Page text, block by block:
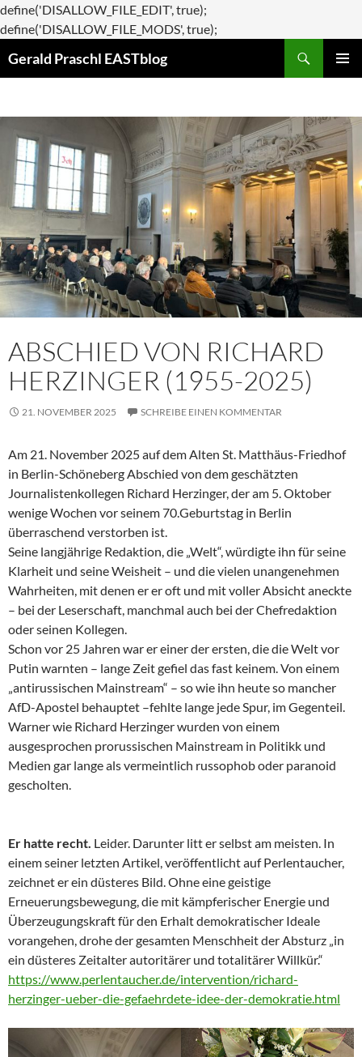
define('DISALLOW_FILE_EDIT', true);
define('DISALLOW_FILE_MODS', true);
Gerald Praschl EASTblog
ABSCHIED VON RICHARD
HERZINGER (1955-2025)
21. NOVEMBER 2025 SCHREIBE EINEN KOMMENTAR
Am 21. November 2025 auf dem Alten St. Matthäus-Friedhof
in Berlin-Schöneberg Abschied von dem geschätzten
Journalistenkollegen Richard Herzinger, der am 5. Oktober
wenige Wochen vor seinem 70.Geburtstag in Berlin
überraschend verstorben ist.
Seine langjährige Redaktion, die „Welt“, würdigte ihn für seine
Klarheit und seine Weisheit – und die vielen unangenehmen
Wahrheiten, mit denen er er oft und mit voller Absicht aneckte
– bei der Leserschaft, manchmal auch bei der Chefredaktion
oder seinen Kollegen.
Schon vor 25 Jahren war er einer der ersten, die die Welt vor
Putin warnten – lange Zeit gefiel das fast keinem. Von einem
„antirussischen Mainstream“ – so wie ihn heute so mancher
AfD-Apostel behauptet –fehlte lange jede Spur, im Gegenteil.
Warner wie Richard Herzinger wurden von einem
ausgesprochen prorussischen Mainstream in Politikk und
Medien gar lange als vermeintlich russophob oder paranoid
gescholten.
Er hatte recht. Leider. Darunter litt er selbst am meisten. In
einem seiner letzten Artikel, veröffentlicht auf Perlentaucher,
zeichnet er ein düsteres Bild. Ohne eine geistige
Erneuerungsbewegung, die mit kämpferischer Energie und
Überzeugungskraft für den Erhalt demokratischer Ideale
vorangehen, drohe der gesamten Menschheit der Absturz „in
ein düsteres Zeitalter autoritärer und totalitärer Willkür.“
https://www.perlentaucher.de/intervention/richard-
herzinger-ueber-die-gefaehrdete-idee-der-demokratie.html